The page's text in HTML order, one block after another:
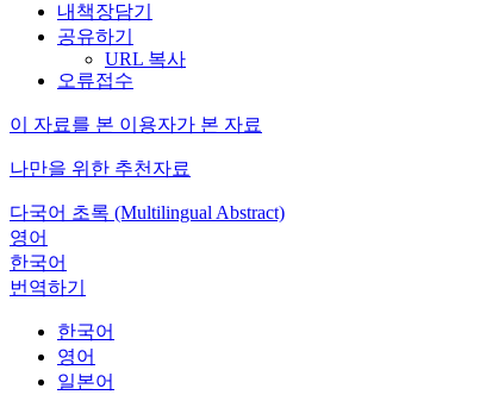
내책장담기
공유하기
URL 복사
오류접수
이 자료를 본 이용자가 본 자료
나만을 위한 추천자료
다국어 초록 (Multilingual Abstract)
영어
한국어
번역하기
한국어
영어
일본어